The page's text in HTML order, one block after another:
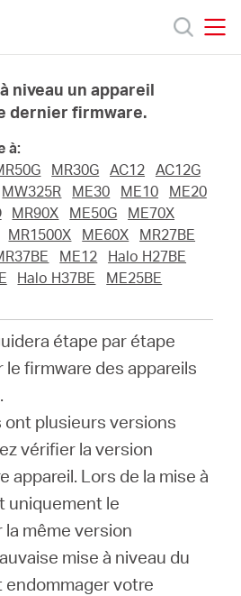
niveau un appareil
dernier firmware.
à:
MR30G AC12 AC12G
MW325R ME30 ME10
ME20
MR90X ME50G
ME70X
MR1500X ME60X
MR27BE
ME12
Halo H27BE
Halo H37BE
ME25BE
étape par étape
firmware des appareils
ont plusieurs versions
vérifier la version
appareil. Lors de la mise à
uniquement le
même version
mise à niveau du
votre